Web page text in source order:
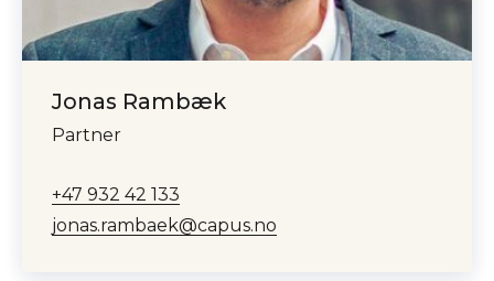
Jonas Rambæk
Partner
+47 932 42 133
jonas.rambaek@capus.no